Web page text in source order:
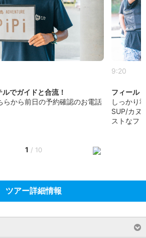
でガイドと合流！
らから前日の予約確認のお電話
9:20
フィール
しっかり
SUP/カヌ
ストなフ
1 / 10
ツアー詳細情報